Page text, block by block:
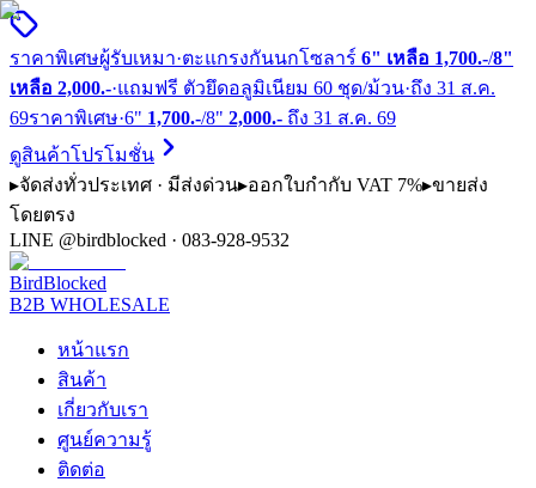
ราคาพิเศษผู้รับเหมา·ตะแกรงกันนกโซลาร์ 6" เหลือ 1,700.-/8"
เหลือ 2,000.-·แถมฟรี ตัวยึดอลูมิเนียม 60 ชุด/ม้วน·ถึง 31 ส.ค.
69ราคาพิเศษ·6" 1,700.-/8" 2,000.- ถึง 31 ส.ค. 69
ดูสินค้าโปรโมชั่น
▸จัดส่งทั่วประเทศ · มีส่งด่วน▸ออกใบกำกับ VAT 7%▸ขายส่ง
โดยตรง
LINE @birdblocked · 083-928-9532
BirdBlocked
B2B WHOLESALE
หน้าแรก
สินค้า
เกี่ยวกับเรา
ศูนย์ความรู้
ติดต่อ